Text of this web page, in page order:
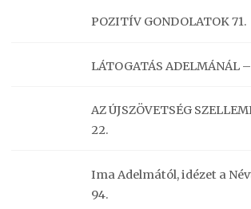
POZITÍV GONDOLATOK 71.
LÁTOGATÁS ADELMÁNÁL
AZ ÚJSZÖVETSÉG
22.
Ima Adelmától, idézet a
94.